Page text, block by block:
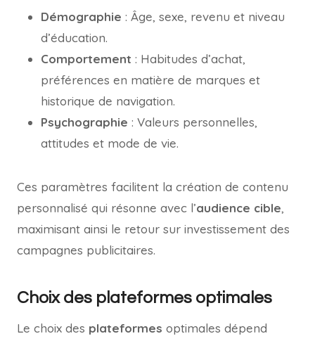
Démographie : Âge, sexe, revenu et niveau
d’éducation.
Comportement : Habitudes d’achat,
préférences en matière de marques et
historique de navigation.
Psychographie : Valeurs personnelles,
attitudes et mode de vie.
Ces paramètres facilitent la création de contenu
personnalisé qui résonne avec l’audience cible,
maximisant ainsi le retour sur investissement des
campagnes publicitaires.
Choix des plateformes optimales
Le choix des plateformes optimales dépend